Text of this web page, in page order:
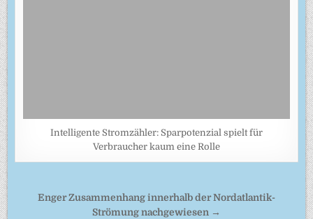
Intelligente Stromzähler: Sparpotenzial spielt für
Verbraucher kaum eine Rolle
Beitragsnavigation
Enger Zusammenhang innerhalb der Nordatlantik-
Strömung nachgewiesen →